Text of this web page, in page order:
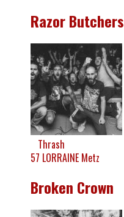
Razor Butchers
Thrash
57 LORRAINE Metz
Broken Crown